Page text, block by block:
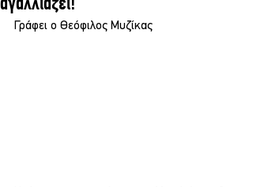
Γράφει ο Θεόφιλος Μυζίκας